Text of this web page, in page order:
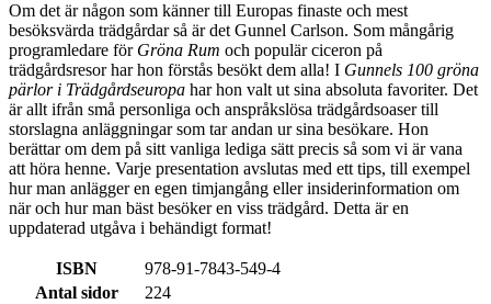
Om det är någon som känner till Europas finaste och mest
besöksvärda trädgårdar så är det Gunnel Carlson. Som mångårig
programledare för Gröna Rum och populär ciceron på
trädgårdsresor har hon förstås besökt dem alla! I Gunnels 100 gröna
pärlor i Trädgårdseuropa har hon valt ut sina absoluta favoriter. Det
är allt ifrån små personliga och anspråkslösa trädgårdsoaser till
storslagna anläggningar som tar andan ur sina besökare. Hon
berättar om dem på sitt vanliga lediga sätt precis så som vi är vana
att höra henne. Varje presentation avslutas med ett tips, till exempel
hur man anlägger en egen timjangång eller insiderinformation om
när och hur man bäst besöker en viss trädgård. Detta är en
uppdaterad utgåva i behändigt format!
ISBN
978-91-7843-549-4
Antal sidor
224